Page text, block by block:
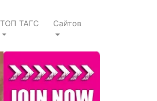
ТОП ТАГС Сайтов